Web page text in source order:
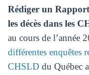
Rédiger un
les décès dans les
au cours de l’année
différentes enquêtes
CHSLD du Québec